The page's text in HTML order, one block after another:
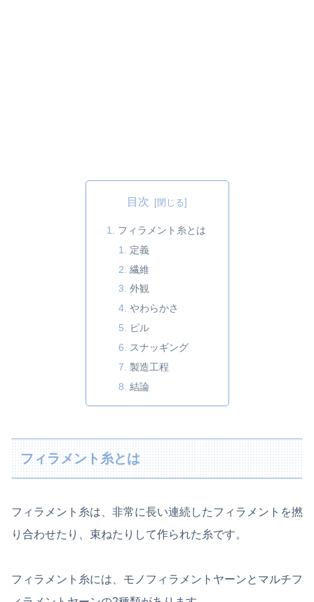
目次
フィラメント糸とは
定義
繊維
外観
やわらかさ
ピル
スナッギング
製造工程
結論
フィラメント糸とは
フィラメント糸は、非常に長い連続したフィラメントを撚
り合わせたり、束ねたりして作られた糸です。
フィラメント糸には、モノフィラメントヤーンとマルチフ